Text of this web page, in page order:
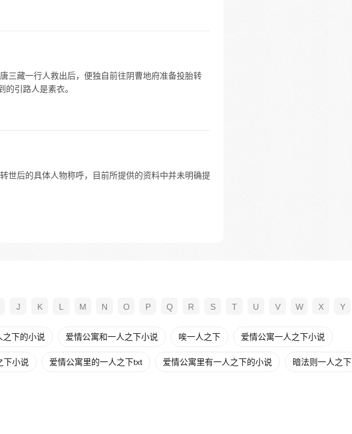
三藏一行人救出后，便独自前往阴曹地府准备投胎转
引路人是素衣。
世后的具体人物称呼，目前所提供的资料中并未明确提
J K L M N O P Q R S T U V W X Y
之下的小说 爱情公寓和一人之下小说 唉一人之下 爱情公寓一人之下小说
下小说 爱情公寓里的一人之下txt 爱情公寓里有一人之下的小说 暗法则一人之下